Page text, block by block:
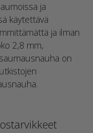
ja
käytettävä
ja ilman
2,8 mm,
on